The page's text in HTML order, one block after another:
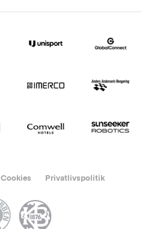
Cookies Privatlivspolitik